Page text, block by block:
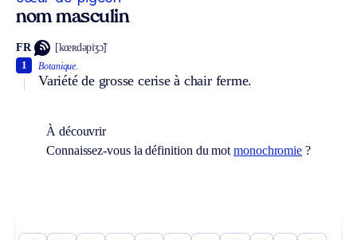
nom masculin
FR [kœʀdəpiʒɔ̃]
Botanique.
Variété de grosse cerise à chair ferme.
1
À découvrir
Connaissez-vous la définition du motmonochromie ?